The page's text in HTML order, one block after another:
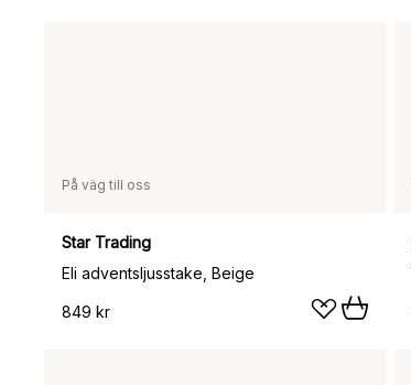
På väg till oss
Star Trading
Eli adventsljusstake, Beige
849 kr